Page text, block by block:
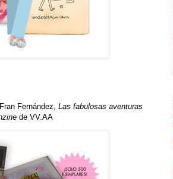
Fernández, Las fabulosas aventuras
de VV.AA